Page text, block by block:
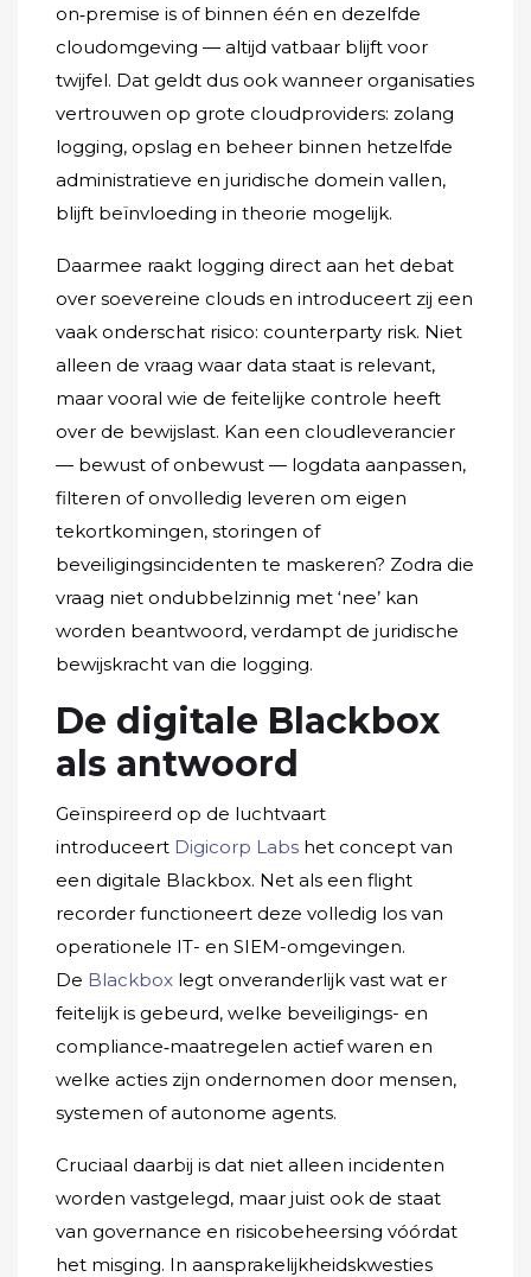
on‑premise is of binnen één en dezelfde
cloudomgeving — altijd vatbaar blijft voor
twijfel. Dat geldt dus ook wanneer organisaties
vertrouwen op grote cloudproviders: zolang
logging, opslag en beheer binnen hetzelfde
administratieve en juridische domein vallen,
blijft beïnvloeding in theorie mogelijk.
Daarmee raakt logging direct aan het debat
over soevereine clouds en introduceert zij een
vaak onderschat risico: counterparty risk. Niet
alleen de vraag waar data staat is relevant,
maar vooral wie de feitelijke controle heeft
over de bewijslast. Kan een cloudleverancier
— bewust of onbewust — logdata aanpassen,
filteren of onvolledig leveren om eigen
tekortkomingen, storingen of
beveiligingsincidenten te maskeren? Zodra die
vraag niet ondubbelzinnig met ‘nee’ kan
worden beantwoord, verdampt de juridische
bewijskracht van die logging.
De digitale Blackbox
als antwoord
Geïnspireerd op de luchtvaart
introduceert Digicorp Labs het concept van
een digitale Blackbox. Net als een flight
recorder functioneert deze volledig los van
operationele IT- en SIEM-omgevingen.
De Blackbox legt onveranderlijk vast wat er
feitelijk is gebeurd, welke beveiligings- en
compliance‑maatregelen actief waren en
welke acties zijn ondernomen door mensen,
systemen of autonome agents.
Cruciaal daarbij is dat niet alleen incidenten
worden vastgelegd, maar juist ook de staat
van governance en risicobeheersing vóórdat
het misging. In aansprakelijkheidskwesties